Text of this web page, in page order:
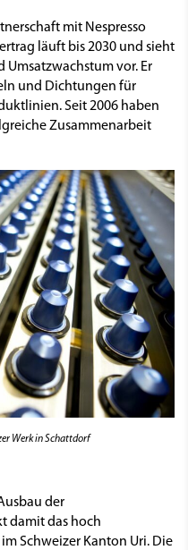
mit Nespresso
läuft bis 2030 und sieht
vor. Er
und Dichtungen für
Seit 2006 haben
Zusammenarbeit
Werk in Schattdorf
der
damit das hoch
Schweizer Kanton Uri. Die